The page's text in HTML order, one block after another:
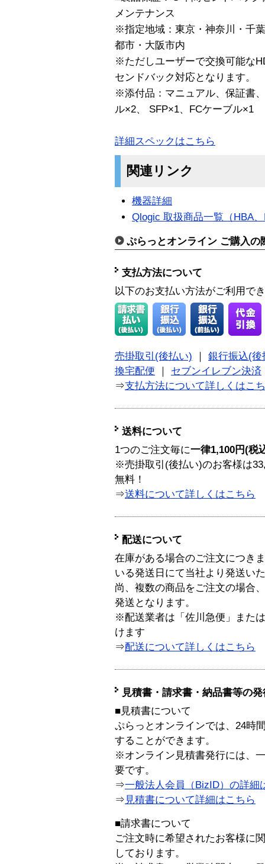
メンテナンス
※指定地域：東京・神奈川・千
都市・大阪市内
※ただしユーザーで交換可能な
センドバック対応となります。
※添付品：マニュアル、保証書
ル×2、 SFP×1、FCケーブル×1
詳細スペックはこちら
関連リンク
機器詳細
Qlogic 取扱商品一覧（HBA
ぷらっとオンライン ご購入の
支払方法について
以下のお支払い方法がご利用で
売掛取引(後払い)
銀行振込(後
換宅配便
セブンイレブン決済
⇒支払方法について詳しくはこ
送料について
1つのご注文毎に一律1,100円(税
※売掛取引(後払い)のお客様は
無料！
⇒送料について詳しくはこちら
配送について
在庫がある場合のご注文につき
いる発送日にて当社より発送い
尚、複数の商品をご注文の場合
発送となります。
※配送業者は「佐川急便」また
けます
⇒配送について詳しくはこちら
見積書・請求書・納品書等の
■見積書について
ぷらっとオンラインでは、24時
することができます。
※オンライン見積書発行には、
要です。
⇒一般法人会員（BizID）の詳細
⇒ 見積書について詳細はこちら
■請求書について
ご注文時に希望されたお客様に
しております。